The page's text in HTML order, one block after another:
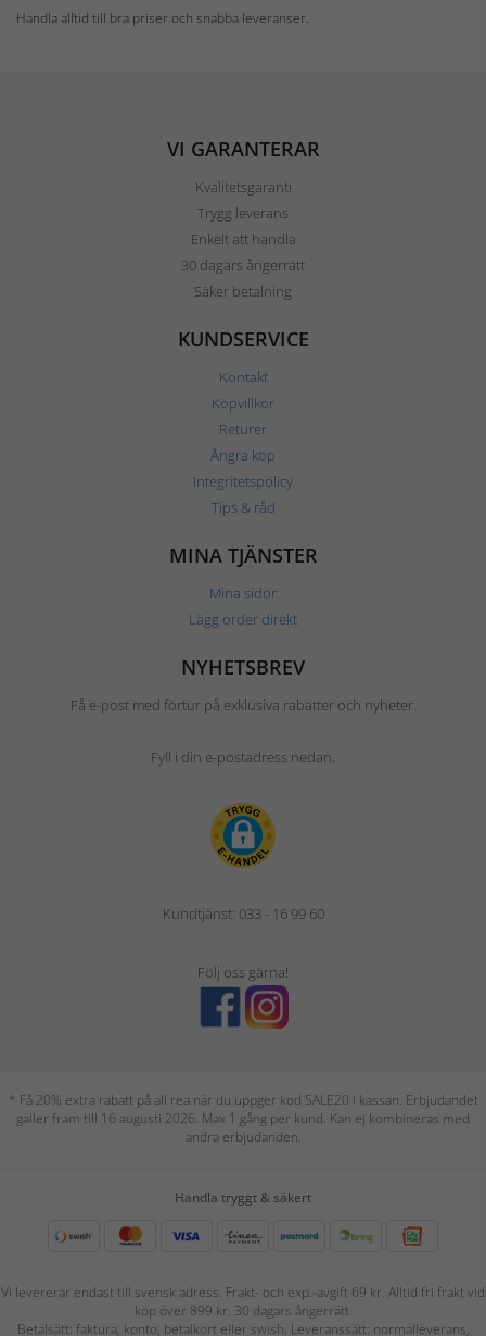
Handla alltid till bra priser och snabba leveranser.
VI GARANTERAR
Kvalitetsgaranti
Trygg leverans
Enkelt att handla
30 dagars ångerrätt
Säker betalning
KUNDSERVICE
Kontakt
Köpvillkor
Returer
Ångra köp
Integritetspolicy
Tips & råd
MINA TJÄNSTER
Mina sidor
Lägg order direkt
NYHETSBREV
Få e-post med förtur på exklusiva rabatter och nyheter.
Fyll i din e-postadress nedan.
Kundtjänst: 033 - 16 99 60
Följ oss gärna!
* Få 20% extra rabatt på all rea när du uppger kod SALE20 i kassan. Erbjudandet
gäller fram till 16 augusti 2026. Max 1 gång per kund. Kan ej kombineras med
andra erbjudanden.
Handla tryggt & säkert
Vi levererar endast till svensk adress. Frakt- och exp.-avgift 69 kr. Alltid fri frakt vid
köp över 899 kr. 30 dagars ångerrätt.
Betalsätt: faktura, konto, betalkort eller swish. Leveranssätt: normalleverans,